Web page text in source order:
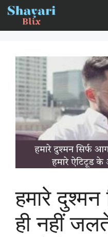
Skip
content
हमारे
ही नहीं